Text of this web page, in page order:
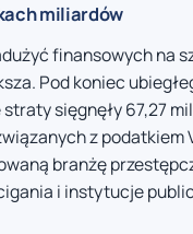
miliardów
finansowych na
Pod koniec
sięgnęły 67,27
z
branżę
i instytucje